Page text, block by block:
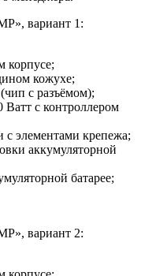
вариант 1:
корпусе;
кожухе;
с разъёмом);
с контроллером
с элементами крепежа;
аккумуляторной
батарее;
вариант 2: